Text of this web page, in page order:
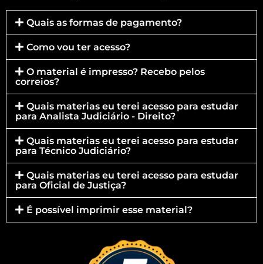
Quais as formas de pagamento?
Como vou ter acesso?
O material é impresso? Recebo pelos
correios?
Quais materias eu terei acesso para estudar
para Analista Judiciário - Direito?
Quais materias eu terei acesso para estudar
para Técnico Judiciário?
Quais materias eu terei acesso para estudar
para Oficial de Justiça?
É possível imprimir esse material?